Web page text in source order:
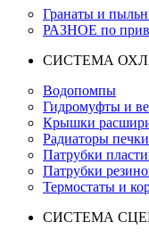
Гранаты и
РАЗНОЕ по
СИСТЕМА
Водопомпы
Гидромуфты и
Крышки
Радиаторы печки
Патрубки
Патрубки
Термостаты и
СИСТЕМА